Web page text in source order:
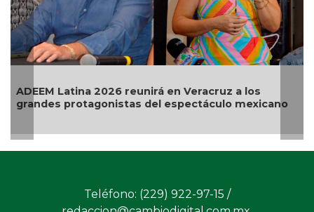
Ariana Grande se alejará de la vida pública al
terminar su gira
Teléfono: (229) 922-97-15 /